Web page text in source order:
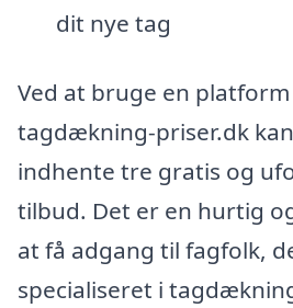
dit nye tag
Ved at bruge en
tagdækning-priser.dk
indhente tre gratis og
tilbud. Det er en hurtig
at få adgang til fagfolk,
specialiseret i